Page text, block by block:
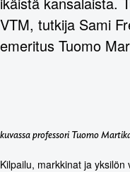
VTM, tutkija Sami
emeritus Tuomo
kuvassa professori Tuomo
Kilpailu, markkinat ja